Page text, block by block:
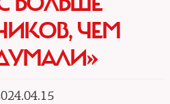
ЧЕМ